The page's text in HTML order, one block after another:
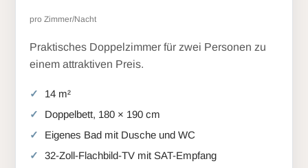
pro Zimmer/Nacht
Praktisches Doppelzimmer für zwei Personen zu
einem attraktiven Preis.
14 m²
Doppelbett, 180 × 190 cm
Eigenes Bad mit Dusche und WC
32-Zoll-Flachbild-TV mit SAT-Empfang